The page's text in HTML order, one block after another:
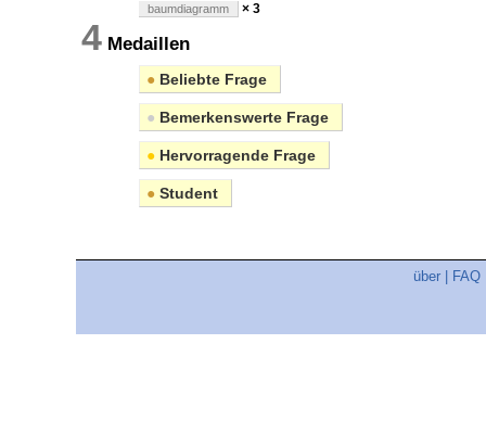
baumdiagramm × 3
4 Medaillen
● Beliebte Frage
● Bemerkenswerte Frage
● Hervorragende Frage
● Student
über FAQ